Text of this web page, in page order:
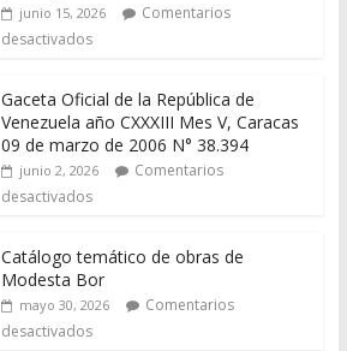
junio 15, 2026
Comentarios
desactivados
Gaceta Oficial de la República de
Venezuela año CXXXIII Mes V, Caracas
09 de marzo de 2006 N° 38.394
junio 2, 2026
Comentarios
desactivados
Catálogo temático de obras de
Modesta Bor
mayo 30, 2026
Comentarios
desactivados